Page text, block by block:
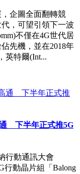
企圖全面翻轉競
，可望引領下一波
不僅在4G世代居
先機，並在2018年
英特爾(Int...
下半年正式推5G
行動通訊大會
行動晶片組「Balong